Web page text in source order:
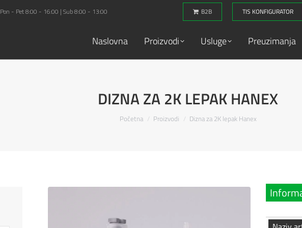
Pon - Pet 8:00 - 16:00 | Sub 8:00 - 13:00 B2B TIS KONFIGURATOR
Naslovna Proizvodi Usluge Preuzimanja
DIZNA ZA 2K LEPAK HANEX
You are here:
Početna Proizvodi Dizna za 2K lepak Hanex